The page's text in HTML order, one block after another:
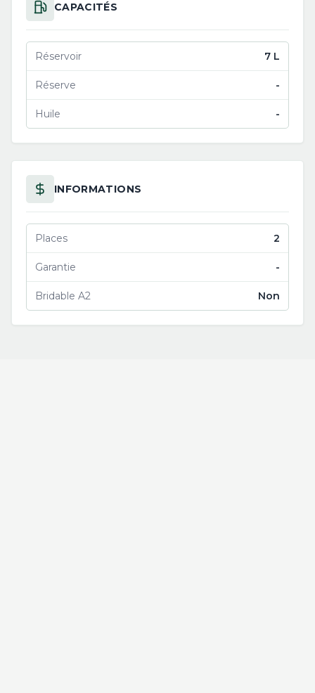
CAPACITÉS
Réservoir 7 L
Réserve -
Huile -
INFORMATIONS
Places 2
Garantie -
Bridable A2 Non